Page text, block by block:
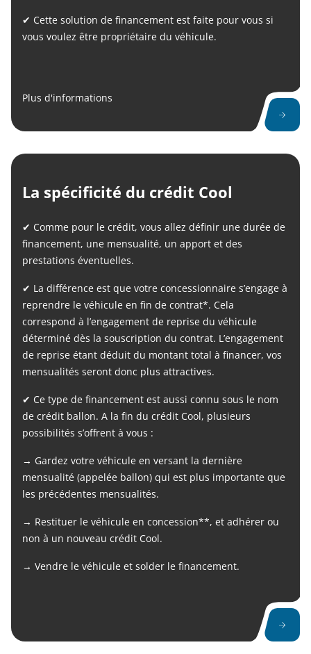
✔ Cette solution de financement est faite pour vous si
vous voulez être propriétaire du véhicule.
Plus d'informations
La spécificité du crédit Cool
✔ Comme pour le crédit, vous allez définir une durée de
financement, une mensualité, un apport et des
prestations éventuelles.
✔ La différence est que votre concessionnaire s’engage à
reprendre le véhicule en fin de contrat*. Cela
correspond à l’engagement de reprise du véhicule
déterminé dès la souscription du contrat. L’engagement
de reprise étant déduit du montant total à financer, vos
mensualités seront donc plus attractives.
✔ Ce type de financement est aussi connu sous le nom
de crédit ballon. A la fin du crédit Cool, plusieurs
possibilités s’offrent à vous :
→ Gardez votre véhicule en versant la dernière
mensualité (appelée ballon) qui est plus importante que
les précédentes mensualités.
→ Restituer le véhicule en concession**, et adhérer ou
non à un nouveau crédit Cool.
→ Vendre le véhicule et solder le financement.